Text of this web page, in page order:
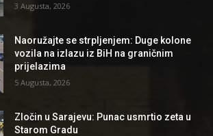
3 Augusta, 2026
Naoružajte se strpljenjem: Duge kolone
vozila na izlazu iz BiH na graničnim
prijelazima
5 Augusta, 2026
Zločin u Sarajevu: Punac usmrtio zeta u
Starom Gradu